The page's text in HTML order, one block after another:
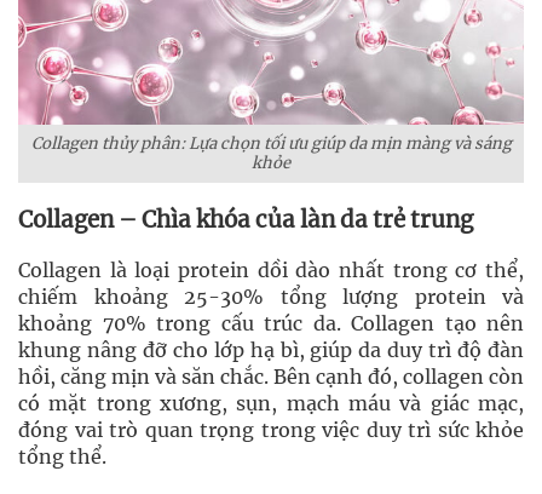
Collagen thủy phân: Lựa chọn tối ưu giúp da mịn màng và sáng
khỏe
Collagen – Chìa khóa của làn da trẻ trung
Collagen là loại protein dồi dào nhất trong cơ thể,
chiếm khoảng 25-30% tổng lượng protein và
khoảng 70% trong cấu trúc da. Collagen tạo nên
khung nâng đỡ cho lớp hạ bì, giúp da duy trì độ đàn
hồi, căng mịn và săn chắc. Bên cạnh đó, collagen còn
có mặt trong xương, sụn, mạch máu và giác mạc,
đóng vai trò quan trọng trong việc duy trì sức khỏe
tổng thể.